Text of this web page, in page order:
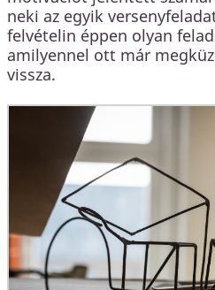
neki az egyik
felvételin éppen olyan
amilyennel ott már
vissza.